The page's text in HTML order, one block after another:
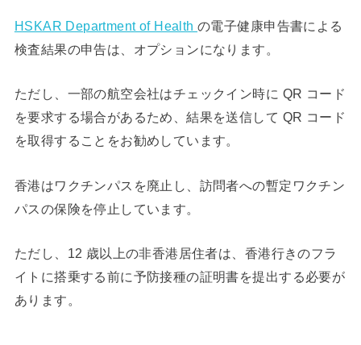
HSKAR Department of Healthの電子健康申告書による
検査結果の申告は、オプションになります。
ただし、一部の航空会社はチェックイン時に QR コード
を要求する場合があるため、結果を送信して QR コード
を取得することをお勧めしています。
香港はワクチンパスを廃止し、訪問者への暫定ワクチン
パスの保険を停止しています。
ただし、12 歳以上の非香港居住者は、香港行きのフラ
イトに搭乗する前に予防接種の証明書を提出する必要が
あります。